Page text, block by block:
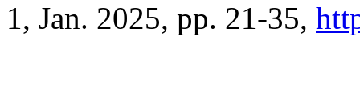
1, Jan. 2025, pp. 21-35,